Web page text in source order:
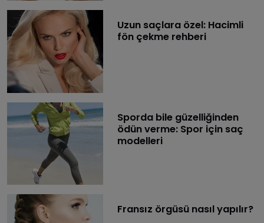
Uzun saçlara özel: Hacimli
fön çekme rehberi
​Sporda bile güzelliğinden
ödün verme: Spor için saç
modelleri
Fransız örgüsü nasıl yapılır?